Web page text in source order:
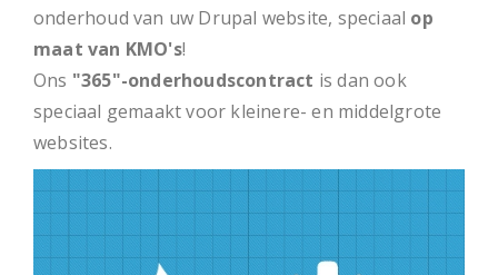
onderhoud van uw Drupal website, speciaal op
maat van KMO's!
Ons "365"-onderhoudscontract is dan ook
speciaal gemaakt voor kleinere- en middelgrote
websites.